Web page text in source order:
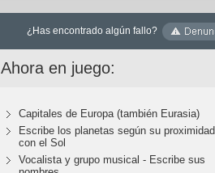
¿Has encontrado algún fallo?
Ahora en juego:
Capitales de Europa (también Eurasia)
Escribe los planetas según su proximidad
con el Sol
Vocalista y grupo musical - Escribe sus